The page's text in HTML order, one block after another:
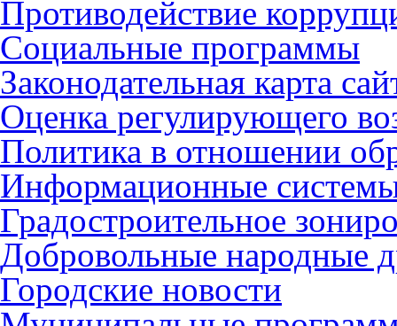
Противодействие
Социальные программы
Законодательная карта
Оценка регулирующего
Политика в отношении
Информационные
Градостроительное
Добровольные народные
Городские новости